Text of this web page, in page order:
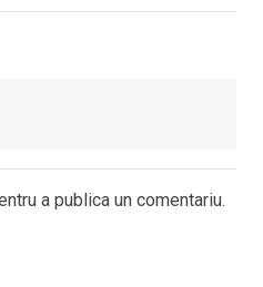
a publica un comentariu.